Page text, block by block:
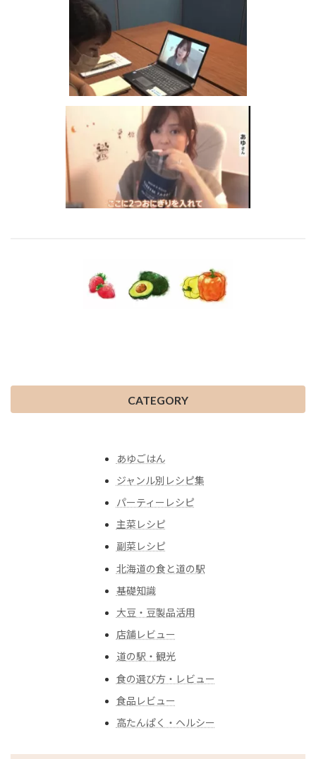
CATEGORY
あゆごはん
ジャンル別レシピ集
パーティーレシピ
主菜レシピ
副菜レシピ
北海道の食と道の駅
基礎知識
大豆・豆製品活用
店舗レビュー
道の駅・観光
食の選び方・レビュー
食品レビュー
高たんぱく・ヘルシー